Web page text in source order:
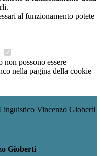
al funzionamento potete
possono essere
nella pagina della cookie
Vincenzo Gioberti
Gioberti